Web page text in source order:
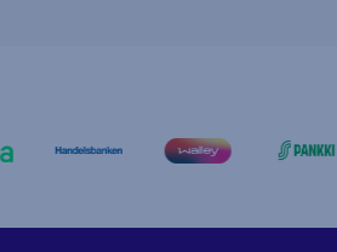
sopivat takapihalle tai mökkipihalle.
luonnon keskelle tai kaupunkiin, sillä
perustus on kunnossa. Laaja valikoima